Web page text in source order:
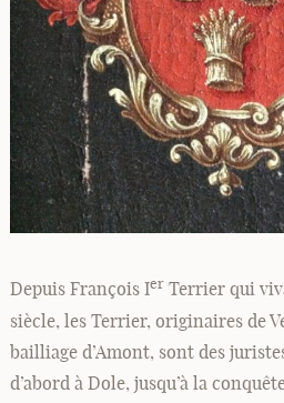
Depuis François IerTerrier qui
siècle, les Terrier, originaires de
bailliage d’Amont, sont des
d’abord à Dole, jusqu’à la